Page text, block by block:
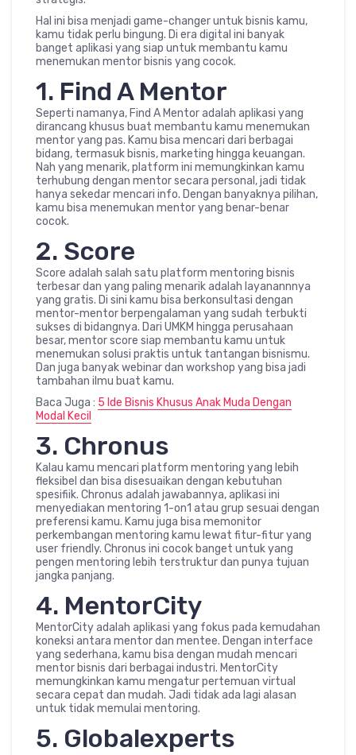
Hal ini bisa menjadi game-changer untuk bisnis kamu,
kamu tidak perlu bingung. Di era digital ini banyak
banget aplikasi yang siap untuk membantu kamu
menemukan mentor bisnis yang cocok.
1. Find A Mentor
Seperti namanya, Find A Mentor adalah aplikasi yang
dirancang khusus buat membantu kamu menemukan
mentor yang pas. Kamu bisa mencari dari berbagai
bidang, termasuk bisnis, marketing hingga keuangan.
Nah yang menarik, platform ini memungkinkan kamu
terhubung dengan mentor secara personal, jadi tidak
hanya sekedar mencari info. Dengan banyaknya pilihan,
kamu bisa menemukan mentor yang benar-benar
cocok.
2. Score
Score adalah salah satu platform mentoring bisnis
terbesar dan yang paling menarik adalah layanannnya
yang gratis. Di sini kamu bisa berkonsultasi dengan
mentor-mentor berpengalaman yang sudah terbukti
sukses di bidangnya. Dari UMKM hingga perusahaan
besar, mentor score siap membantu kamu untuk
menemukan solusi praktis untuk tantangan bisnismu.
Dan juga banyak webinar dan workshop yang bisa jadi
tambahan ilmu buat kamu.
Baca Juga : 5 Ide Bisnis Khusus Anak Muda Dengan
Modal Kecil
3. Chronus
Kalau kamu mencari platform mentoring yang lebih
fleksibel dan bisa disesuaikan dengan kebutuhan
spesifiik. Chronus adalah jawabannya, aplikasi ini
menyediakan mentoring 1-on1 atau grup sesuai dengan
preferensi kamu. Kamu juga bisa memonitor
perkembangan mentoring kamu lewat fitur-fitur yang
user friendly. Chronus ini cocok banget untuk yang
pengen mentoring lebih terstruktur dan punya tujuan
jangka panjang.
4. MentorCity
MentorCity adalah aplikasi yang fokus pada kemudahan
koneksi antara mentor dan mentee. Dengan interface
yang sederhana, kamu bisa dengan mudah mencari
mentor bisnis dari berbagai industri. MentorCity
memungkinkan kamu mengatur pertemuan virtual
secara cepat dan mudah. Jadi tidak ada lagi alasan
untuk tidak memulai mentoring.
5. Globalexperts